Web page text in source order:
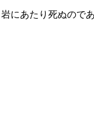
にあたり死ぬので